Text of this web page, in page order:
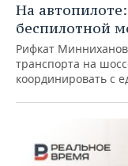
На
беспилотной
Рифкат
транспорта на
координировать с